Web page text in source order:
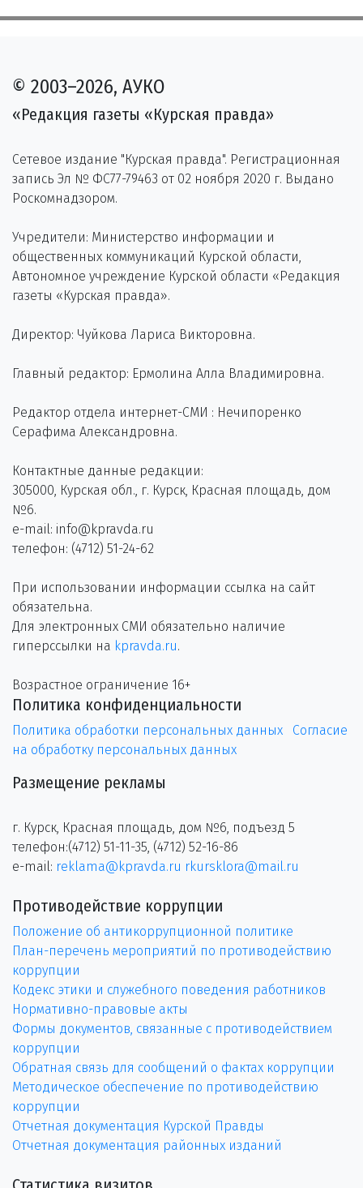
© 2003–2026, АУКО
«Редакция газеты «Курская правда»
Сетевое издание "Курская правда". Регистрационная
запись Эл № ФС77-79463 от 02 ноября 2020 г. Выдано
Роскомнадзором.
Учредители: Министерство информации и
общественных коммуникаций Курской области,
Автономное учреждение Курской области «Редакция
газеты «Курская правда».
Директор: Чуйкова Лариса Викторовна.
Главный редактор: Ермолина Алла Владимировна.
Редактор отдела интернет-СМИ : Нечипоренко
Серафима Александровна.
Контактные данные редакции:
305000, Курская обл., г. Курск, Красная площадь, дом
№6.
e-mail: info@kpravda.ru
телефон: (4712) 51-24-62
При использовании информации ссылка на сайт
обязательна.
Для электронных СМИ обязательно наличие
гиперссылки на kpravda.ru.
Возрастное ограничение 16+
Политика конфиденциальности
Политика обработки персональных данных
Согласие
на обработку персональных данных
Размещение рекламы
г. Курск, Красная площадь, дом №6, подъезд 5
телефон:(4712) 51-11-35, (4712) 52-16-86
e-mail: reklama@kpravda.ru rkursklora@mail.ru
Противодействие коррупции
Положение об антикоррупционной политике
План-перечень мероприятий по противодействию
коррупции
Кодекс этики и служебного поведения работников
Нормативно-правовые акты
Формы документов, связанные с противодействием
коррупции
Обратная связь для сообщений о фактах коррупции
Методическое обеспечение по противодействию
коррупции
Отчетная документация Курской Правды
Отчетная документация районных изданий